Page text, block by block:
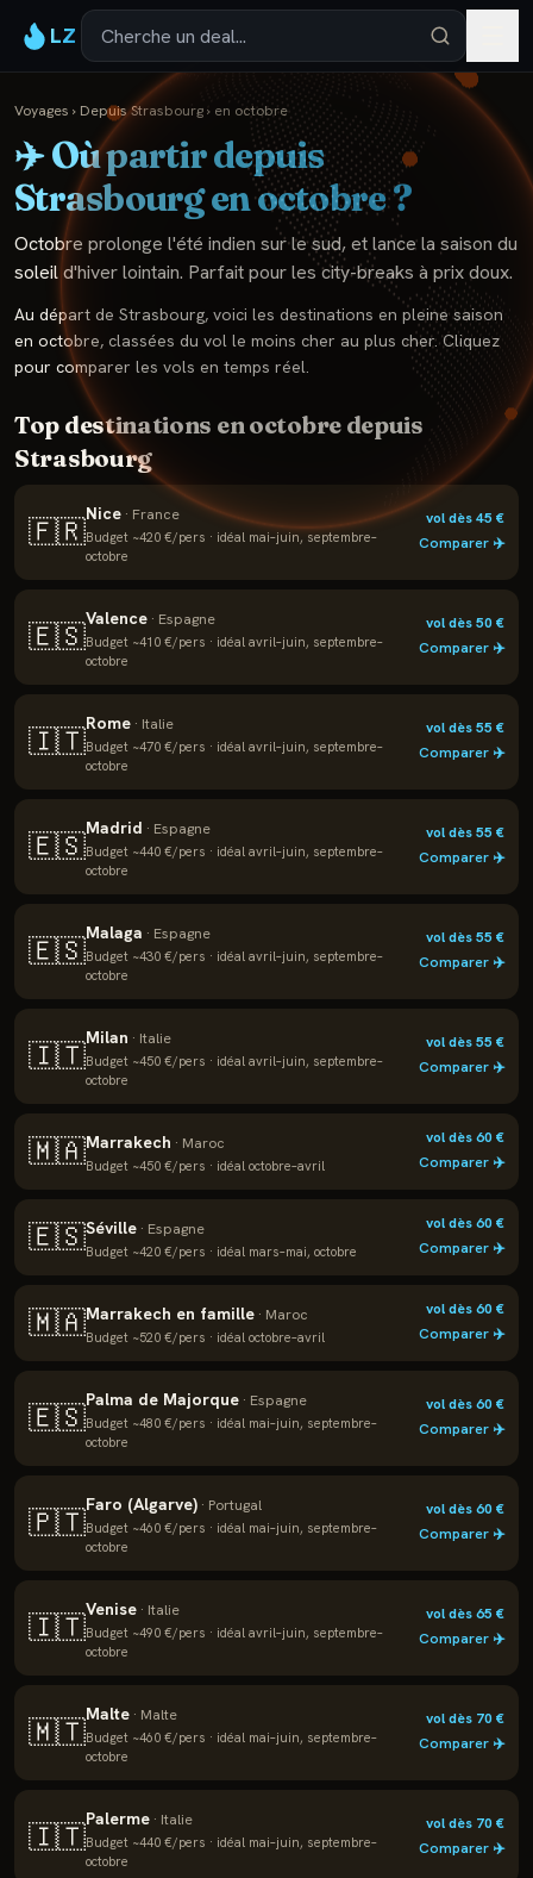
LZ
Voyages › DepuisStrasbourg› en octobre
✈️ Où partir depuis
Strasbourgenoctobre?
Octobre prolonge l'été indien sur le sud, et lance la saison du
soleil d'hiver lointain. Parfait pour les city-breaks à prix doux.
Au départ de Strasbourg, voici les destinations en pleine saison
en octobre, classées du vol le moins cher au plus cher. Cliquez
pour comparer les vols en temps réel.
Top destinations enoctobredepuis
Strasbourg
🇫🇷Nice · France
Budget ~420 €/pers · idéal mai–juin, septembre–
octobre
vol dès45 €
Comparer ✈️
🇪🇸Valence · Espagne
Budget ~410 €/pers · idéal avril–juin, septembre–
octobre
vol dès50€
Comparer ✈️
🇮🇹Rome · Italie
Budget ~470 €/pers · idéal avril–juin, septembre–
octobre
vol dès55 €
Comparer ✈️
🇪🇸Madrid · Espagne
Budget ~440 €/pers · idéal avril–juin, septembre–
octobre
vol dès55 €
Comparer ✈️
🇪🇸Malaga · Espagne
Budget ~430 €/pers · idéal avril–juin, septembre–
octobre
vol dès55 €
Comparer ✈️
🇮🇹Milan · Italie
Budget ~450 €/pers · idéal avril–juin, septembre–
octobre
vol dès55 €
Comparer ✈️
🇲🇦Marrakech · Maroc
Budget ~450 €/pers · idéal octobre–avril
vol dès60€
Comparer ✈️
🇪🇸Séville · Espagne
Budget ~420 €/pers · idéal mars–mai, octobre
vol dès60€
Comparer ✈️
🇲🇦Marrakech en famille · Maroc
Budget ~520 €/pers · idéal octobre–avril
vol dès60€
Comparer ✈️
🇪🇸Palma de Majorque · Espagne
Budget ~480 €/pers · idéal mai–juin, septembre–
octobre
vol dès60€
Comparer ✈️
🇵🇹Faro (Algarve) · Portugal
Budget ~460 €/pers · idéal mai–juin, septembre–
octobre
vol dès60€
Comparer ✈️
🇮🇹Venise · Italie
Budget ~490 €/pers · idéal avril–juin, septembre–
octobre
vol dès65 €
Comparer ✈️
🇲🇹Malte · Malte
Budget ~460 €/pers · idéal mai–juin, septembre–
octobre
vol dès 70€
Comparer ✈️
🇮🇹Palerme · Italie
Budget ~440 €/pers · idéal mai–juin, septembre–
octobre
vol dès 70€
Comparer ✈️